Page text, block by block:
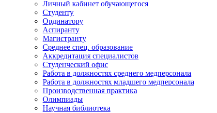
Личный кабинет обучающегося
Студенту
Ординатору
Аспиранту
Магистранту
Среднее спец. образование
Аккредитация специалистов
Студенческий офис
Работа в должностях среднего медперсонала
Работа в должностях младшего медперсонала
Производственная практика
Олимпиады
Научная библиотека